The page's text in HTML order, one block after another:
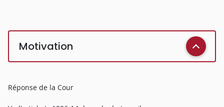
Motivation
Réponse de la Cour